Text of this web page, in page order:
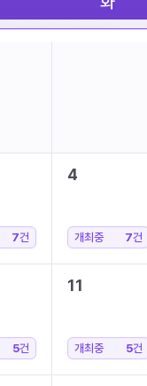
7건
4
개최중 7건
5건
11
개최중 5건